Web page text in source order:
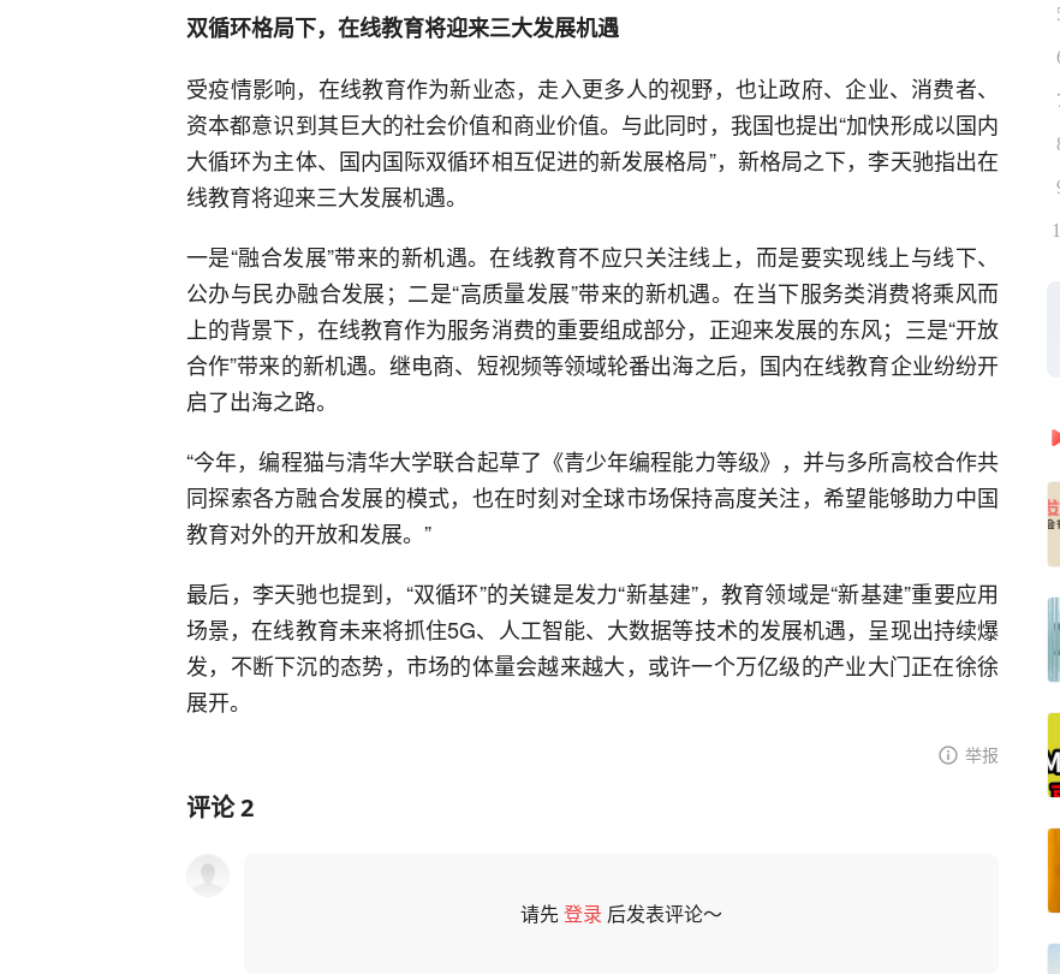
双循环格局下，在线教育将迎来三大发展机遇
受疫情影响，在线教育作为新业态，走入更多人的视野，也让政府、企业、消费者、
资本都意识到其巨大的社会价值和商业价值。与此同时，我国也提出“加快形成以国内
大循环为主体、国内国际双循环相互促进的新发展格局”，新格局之下，李天驰指出在
线教育将迎来三大发展机遇。
一是“融合发展”带来的新机遇。在线教育不应只关注线上，而是要实现线上与线下、
公办与民办融合发展；二是“高质量发展”带来的新机遇。在当下服务类消费将乘风而
上的背景下，在线教育作为服务消费的重要组成部分，正迎来发展的东风；三是“开放
合作”带来的新机遇。继电商、短视频等领域轮番出海之后，国内在线教育企业纷纷开
启了出海之路。
“今年，编程猫与清华大学联合起草了《青少年编程能力等级》，并与多所高校合作共
同探索各方融合发展的模式，也在时刻对全球市场保持高度关注，希望能够助力中国
教育对外的开放和发展。”
最后，李天驰也提到，“双循环”的关键是发力“新基建”，教育领域是“新基建”重要应用
场景，在线教育未来将抓住5G、人工智能、大数据等技术的发展机遇，呈现出持续爆
发，不断下沉的态势，市场的体量会越来越大，或许一个万亿级的产业大门正在徐徐
展开。
举报
评论2
请先登录 后发表评论～